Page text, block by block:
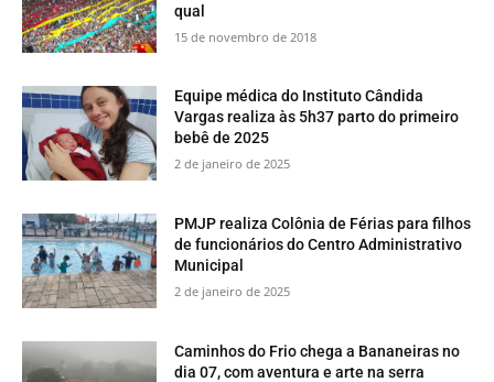
qual
15 de novembro de 2018
Equipe médica do Instituto Cândida
Vargas realiza às 5h37 parto do primeiro
bebê de 2025
2 de janeiro de 2025
PMJP realiza Colônia de Férias para filhos
de funcionários do Centro Administrativo
Municipal
2 de janeiro de 2025
​Caminhos do Frio chega a Bananeiras no
dia 07, com aventura e arte na serra